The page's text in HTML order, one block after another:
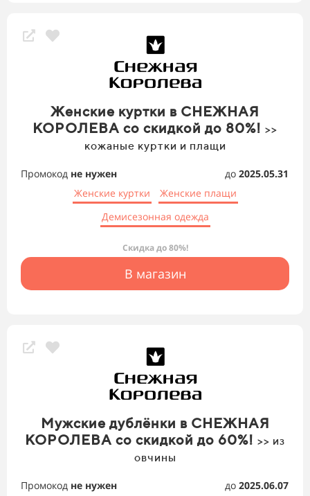
Женские куртки в СНЕЖНАЯ
КОРОЛЕВА со скидкой до 80%! >>
кожаные куртки и плащи
Промокод не нужен до 2025.05.31
Женские куртки
Женские плащи
Демисезонная одежда
Скидка до 80%!
В магазин
Мужские дублёнки в СНЕЖНАЯ
КОРОЛЕВА со скидкой до 60%! >> из
овчины
Промокод не нужен до 2025.06.07